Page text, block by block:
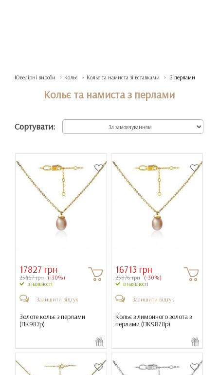
Ювелірні вироби Кольє Кольє та намиста зі вставками З перлами
Кольє та намиста з перлами
Сортувати:
17827 грн
25467 грн (-30%)
в наявності
Залишити відгук
Золоте кольє з перлами
(ПК987р)
16713 грн
23876 грн (-30%)
в наявності
Залишити відгук
Кольє з лимонного золота з
перлами (ПК987Лр)